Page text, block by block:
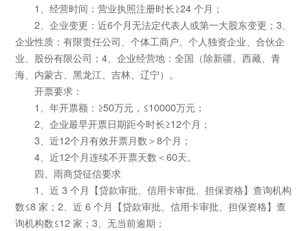
1、经营时间：营业执照注册时长≥24 个月；
2、企业变更：近6个月无法定代表人或第一大股东变更；3、
企业性质：有限责任公司、个体工商户、个人独资企业、合伙企
业、股份有限公司；4、企业经营地：全国（除新疆、西藏、青
海、内蒙古、黑龙江、吉林、辽宁）。
开票要求：
1、年开票额：≥50万元，≤10000万元；
2、企业最早开票日期距今时长≥12个月；
3、近12个月有效开票月数＞8个月；
4、近12个月连续不开票天数＜60天。
四、雨商贷征信要求
1、近 3 个月【贷款审批、信用卡审批、担保资格】查询机构
数≤8 家；2、近 6 个月【贷款审批、信用卡审批、担保资格】查
询机构数≤12 家；3、无当前逾期；